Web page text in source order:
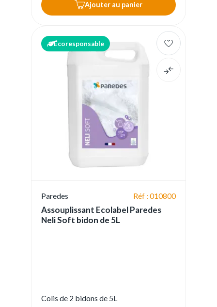
Ajouter au panier
Écoresponsable
Paredes Réf : 010800
Assouplissant Ecolabel Paredes
Neli Soft bidon de 5L
Colis de 2 bidons de 5L